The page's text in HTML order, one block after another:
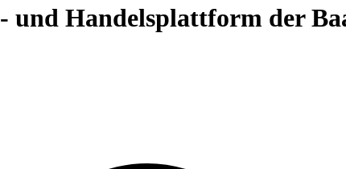
und Handelsplattform der